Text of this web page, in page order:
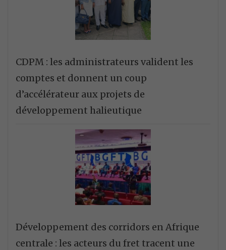
CDPM : les administrateurs valident les
comptes et donnent un coup
d’accélérateur aux projets de
développement halieutique
Développement des corridors en Afrique
centrale : les acteurs du fret tracent une